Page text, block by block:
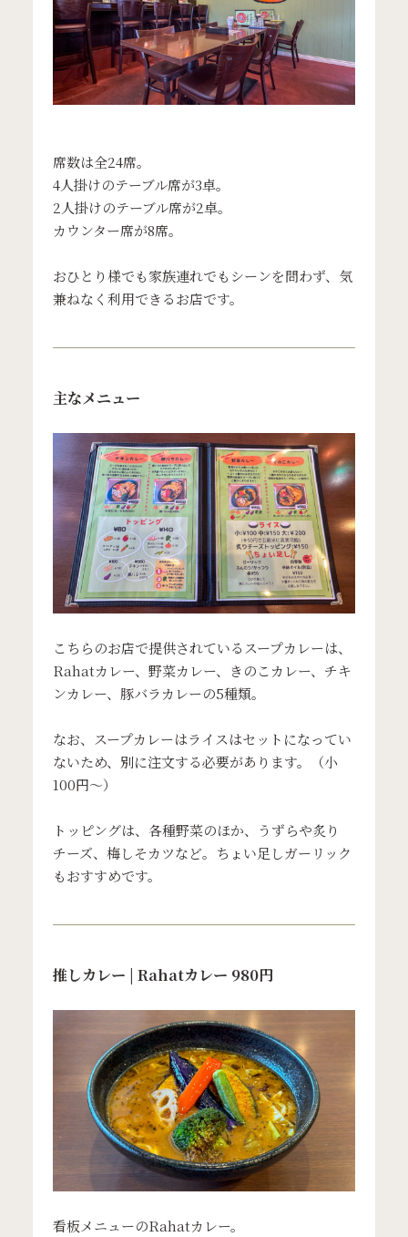
席数は全24席。
4人掛けのテーブル席が3卓。
2人掛けのテーブル席が2卓。
カウンター席が8席。
おひとり様でも家族連れでもシーンを問わず、気
兼ねなく利用できるお店です。
主なメニュー
こちらのお店で提供されているスープカレーは、
Rahatカレー、野菜カレー、きのこカレー、チキ
ンカレー、豚バラカレーの5種類。
なお、スープカレーはライスはセットになってい
ないため、別に注文する必要があります。（小
100円〜）
トッピングは、各種野菜のほか、うずらや炙り
チーズ、梅しそカツなど。ちょい足しガーリック
もおすすめです。
推しカレー | Rahatカレー 980円
看板メニューのRahatカレー。